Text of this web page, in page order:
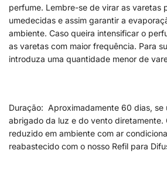
perfume. Lembre-se de virar as varetas
umedecidas e assim garantir a
ambiente. Caso queira intensificar o
as varetas com maior frequência. Para
introduza uma quantidade menor de
Duração: Aproximadamente 60 dias, se
abrigado da luz e do vento diretamente.
reduzido em ambiente com ar
reabastecido com o nosso Refil para